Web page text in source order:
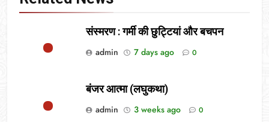
संस्मरण : गर्मी की छुट्टियां और बचपन
admin
7 days ago 0
बंजर आत्मा (लघुकथा)
admin
3 weeks ago 0